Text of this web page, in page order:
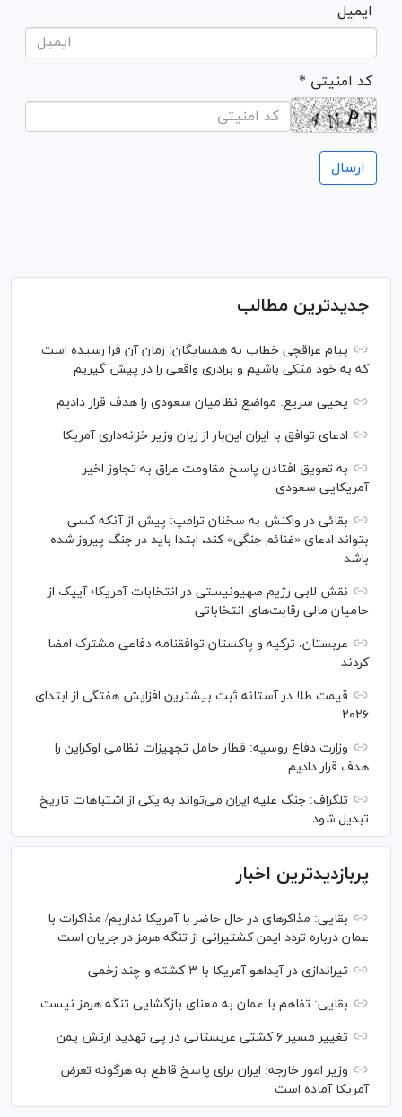
ایمیل
* کد امنیتی
جدیدترین مطالب
پیام عراقچی خطاب به همسایگان: زمان آن فرا رسیده است
که به خود متکی باشیم و برادری واقعی را در پیش گیریم
یحیی سریع: مواضع نظامیان سعودی را هدف قرار دادیم
ادعای توافق با ایران این‌بار از زبان وزیر خزانه‌داری آمریکا
به تعویق افتادن پاسخ مقاومت عراق به تجاوز اخیر
آمریکایی سعودی
بقائی در واکنش به سخنان ترامپ: پیش از آنکه کسی
بتواند ادعای «غنائم جنگی» کند، ابتدا باید در جنگ پیروز شده
باشد
نقش لابی رژیم صهیونیستی در انتخابات آمریکا؛ آیپک از
حامیان مالی رقابت‌های انتخاباتی
عربستان، ترکیه و پاکستان توافقنامه دفاعی مشترک امضا
کردند
قیمت طلا در آستانه ثبت بیشترین افزایش هفتگی از ابتدای
۲۰۲۶
وزارت دفاع روسیه: قطار حامل تجهیزات نظامی اوکراین را
هدف قرار دادیم
تلگراف: جنگ علیه ایران می‌تواند به یکی از اشتباهات تاریخ
تبدیل شود
پربازدیدترین اخبار
بقایی: مذاکره‎ای در حال حاضر با آمریکا نداریم/ مذاکرات با
عمان درباره تردد ایمن کشتیرانی از تنگه هرمز در جریان است
تیراندازی در آیداهو آمریکا با ۳ کشته و چند زخمی
بقایی: تفاهم با عمان به معنای بازگشایی تنگه هرمز نیست
تغییر مسیر ۶ کشتی عربستانی در پی تهدید ارتش یمن
وزیر امور خارجه: ایران برای پاسخ قاطع به هرگونه تعرض
آمریکا آماده است